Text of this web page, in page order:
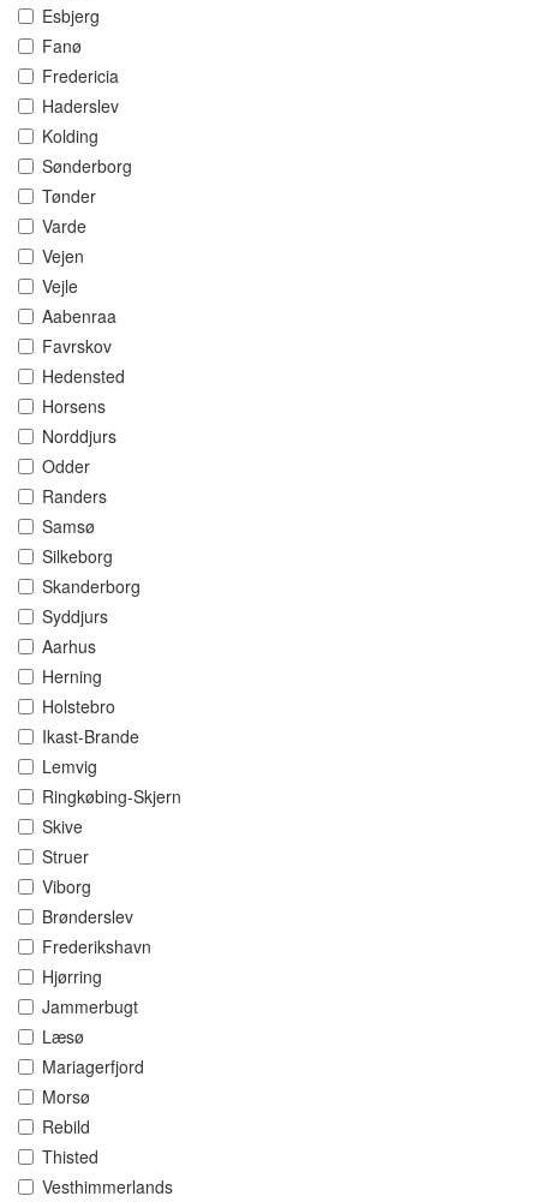
Esbjerg
Fanø
Fredericia
Haderslev
Kolding
Sønderborg
Tønder
Varde
Vejen
Vejle
Aabenraa
Favrskov
Hedensted
Horsens
Norddjurs
Odder
Randers
Samsø
Silkeborg
Skanderborg
Syddjurs
Aarhus
Herning
Holstebro
Ikast-Brande
Lemvig
Ringkøbing-Skjern
Skive
Struer
Viborg
Brønderslev
Frederikshavn
Hjørring
Jammerbugt
Læsø
Mariagerfjord
Morsø
Rebild
Thisted
Vesthimmerlands